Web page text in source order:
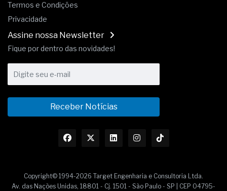
Termos e Condições
Privacidade
Assine nossa Newsletter
Fique por dentro das novidades!
Receber Notícias
Copyright© 1994-2026 Target Engenharia e Consultoria Ltda.
Av. das Nações Unidas, 18801 - Cj. 1501 - São Paulo - SP | CEP 04795-